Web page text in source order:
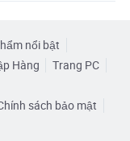
nổi bật
Hàng
Trang PC
sách bảo mật